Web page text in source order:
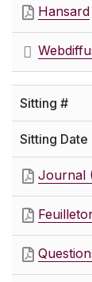
Hansard
Journal